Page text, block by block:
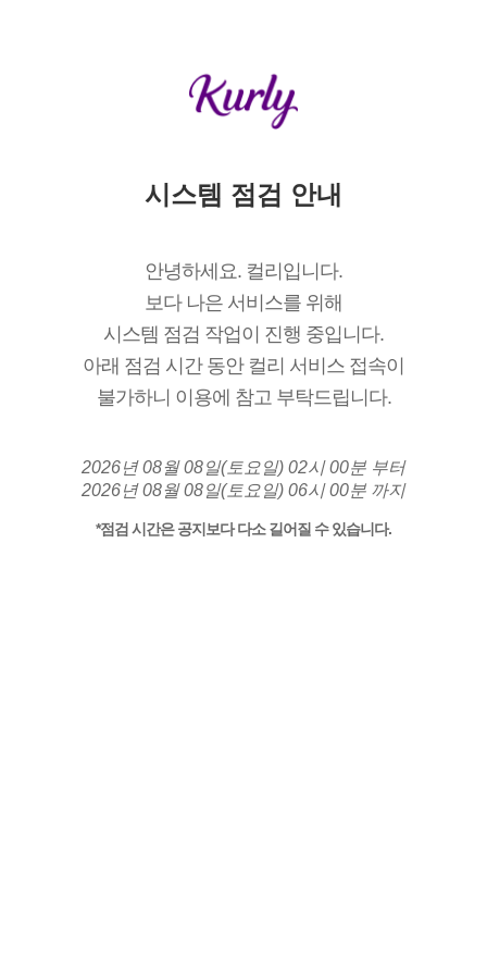
시스템 점검 안내
안녕하세요. 컬리입니다.
보다 나은 서비스를 위해
시스템 점검 작업이 진행 중입니다.
아래 점검 시간 동안 컬리 서비스 접속이
불가하니 이용에 참고 부탁드립니다.
2026년 08월 08일(토요일) 02시 00분 부터
2026년 08월 08일(토요일) 06시 00분 까지
*점검 시간은 공지보다 다소 길어질 수 있습니다.